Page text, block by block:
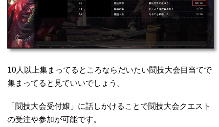
10人以上集まってるところならだいたい闘技大会目当てで
集まってると見ていいでしょう。
「闘技大会受付嬢」に話しかけることで闘技大会クエスト
の受注や参加が可能です。